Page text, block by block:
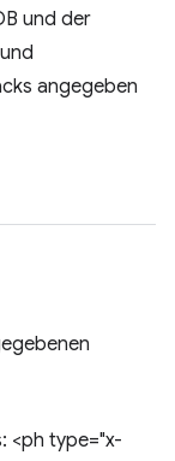
und der
angegeben
<ph type="x-